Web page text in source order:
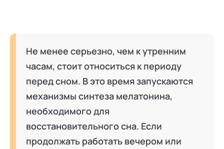
Не менее серьезно, чем к утренним
часам, стоит относиться к периоду
перед сном. В это время запускаются
механизмы синтеза мелатонина,
необходимого для
восстановительного сна. Если
продолжать работать вечером или